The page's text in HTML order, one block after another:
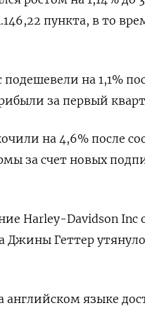
пункта, в то
на 1,1%
за первый
на 4,6% после
за счет новых
Harley-Davidson Inc
Джины Геттер
языке